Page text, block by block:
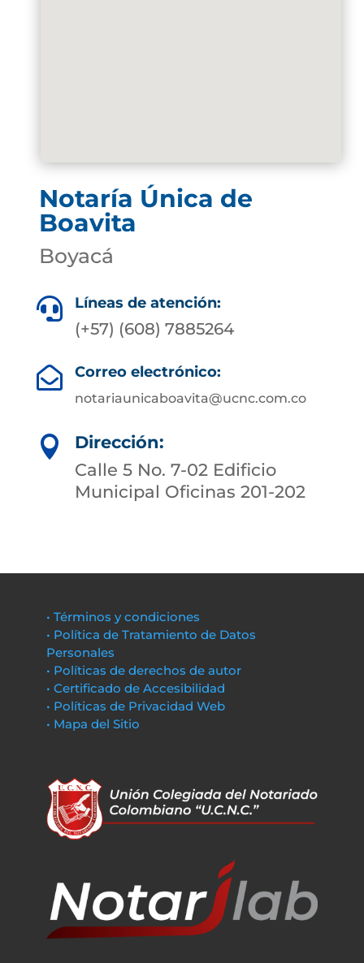
Notaría Única de
Boavita
Boyacá
 Líneas de atención:
(+57) (608) 7885264
 Correo electrónico:
notariaunicaboavita@ucnc.com.co

Dirección:
Calle 5 No. 7-02 Edificio
Municipal Oficinas 201-202
• Términos y condiciones
• Política de Tratamiento de Datos
Personales
• Políticas de derechos de autor
• Certificado de Accesibilidad
• Políticas de Privacidad Web
• Mapa del Sitio